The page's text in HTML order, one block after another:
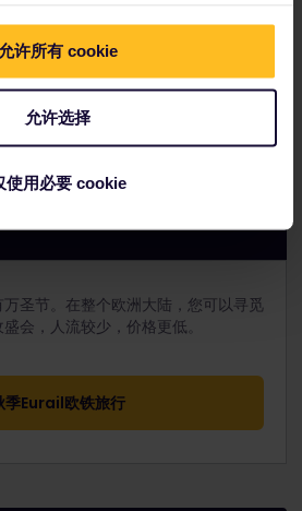
允许所有 cookie
允许选择
使用必要 cookie
Central Station.
圣节。在整个欧洲大陆，您可以寻觅
会，人流较少，价格更低。
季Eurail欧铁旅行